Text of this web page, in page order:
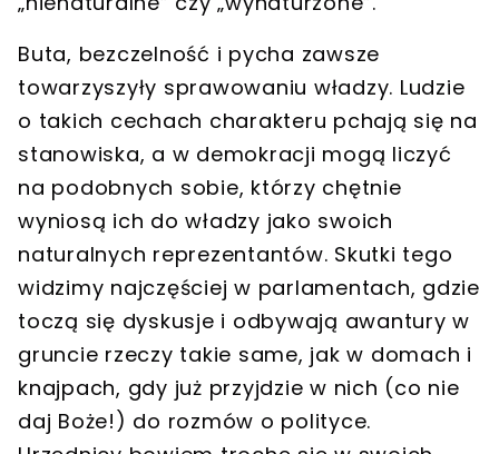
Buta, bezczelność i pycha zawsze
towarzyszyły sprawowaniu władzy. Ludzie
o takich cechach charakteru pchają się na
stanowiska, a w demokracji mogą liczyć
na podobnych sobie, którzy chętnie
wyniosą ich do władzy jako swoich
naturalnych reprezentantów. Skutki tego
widzimy najczęściej w parlamentach, gdzie
toczą się dyskusje i odbywają awantury w
gruncie rzeczy takie same, jak w domach i
knajpach, gdy już przyjdzie w nich (co nie
daj Boże!) do rozmów o polityce.